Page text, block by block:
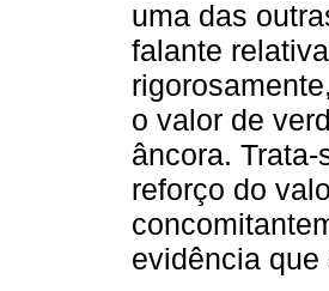
uma das
falante
o valor de
âncora.
reforço do
evidência